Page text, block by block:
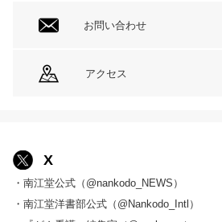
お問い合わせ
アクセス
X
・南江堂公式（@nankodo_NEWS）
・南江堂洋書部公式（@Nankodo_Intl）